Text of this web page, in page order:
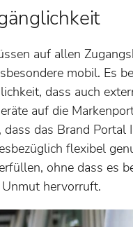
auf allen
mobil. Es
dass auch
auf die
dass das Brand Portal
flexibel
ohne dass es
hervorruft.